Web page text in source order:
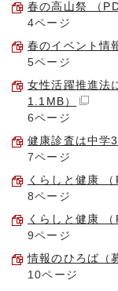
春の高山祭 （
4ページ
春のイベント情
5ページ
女性活躍推進法
1.1MB）
6ページ
健康診査は中学
7ページ
くらしと健康
8ページ
くらしと健康
9ページ
情報のひろば（
10ページ